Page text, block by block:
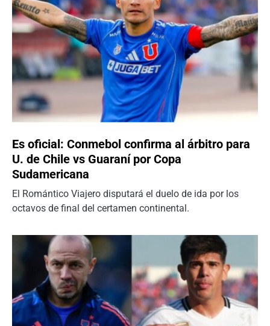
Es oficial: Conmebol confirma al árbitro para
U. de Chile vs Guaraní por Copa
Sudamericana
El Romántico Viajero disputará el duelo de ida por los
octavos de final del certamen continental.